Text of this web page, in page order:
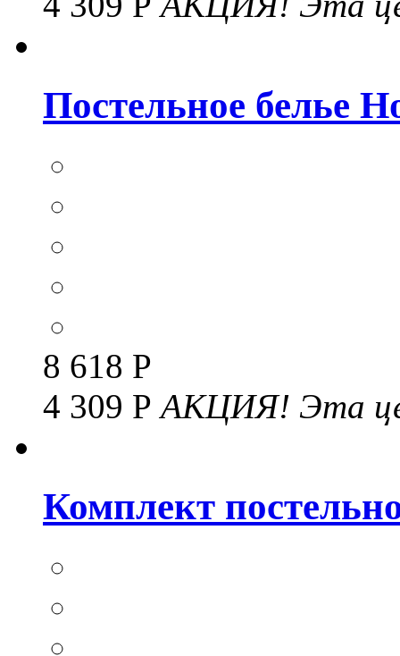
Постельное белье
8 618 Р
4 309 РАКЦИЯ! Эта
Комплект